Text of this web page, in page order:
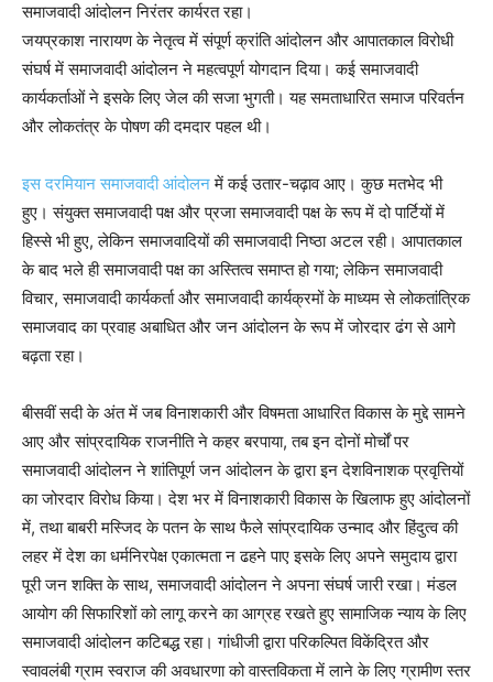
समाजवादी आंदोलन निरंतर कार्यरत रहा।
जयप्रकाश नारायण के नेतृत्व में संपूर्ण क्रांति आंदोलन और आपातकाल विरोधी
संघर्ष में समाजवादी आंदोलन ने महत्वपूर्ण योगदान दिया। कई समाजवादी
कार्यकर्ताओं ने इसके लिए जेल की सजा भुगती। यह समताधारित समाज परिवर्तन
और लोकतंत्र के पोषण की दमदार पहल थी।
इस दरमियान समाजवादी आंदोलनमें कई उतार-चढ़ाव आए। कुछ मतभेद भी
हुए। संयुक्त समाजवादी पक्ष और प्रजा समाजवादी पक्ष के रूप में दो पार्टियों में
हिस्से भी हुए, लेकिन समाजवादियों की समाजवादी निष्ठा अटल रही। आपातकाल
के बाद भले ही समाजवादी पक्ष का अस्तित्व समाप्त हो गया; लेकिन समाजवादी
विचार, समाजवादी कार्यकर्ता और समाजवादी कार्यक्रमों के माध्यम से लोकतांत्रिक
समाजवाद का प्रवाह अबाधित और जन आंदोलन के रूप में जोरदार ढंग से आगे
बढ़ता रहा।
बीसवीं सदी के अंत में जब विनाशकारी और विषमता आधारित विकास के मुद्दे सामने
आए और सांप्रदायिक राजनीति ने कहर बरपाया, तब इन दोनों मोर्चों पर
समाजवादी आंदोलन ने शांतिपूर्ण जन आंदोलन के द्वारा इन देशविनाशक प्रवृत्तियों
का जोरदार विरोध किया। देश भर में विनाशकारी विकास के खिलाफ हुए आंदोलनों
में, तथा बाबरी मस्जिद के पतन के साथ फैले सांप्रदायिक उन्माद और हिंदुत्व की
लहर में देश का धर्मनिरपेक्ष एकात्मता न ढहने पाए इसके लिए अपने समुदाय द्वारा
पूरी जन शक्ति के साथ, समाजवादी आंदोलन ने अपना संघर्ष जारी रखा। मंडल
आयोग की सिफारिशों को लागू करने का आग्रह रखते हुए सामाजिक न्याय के लिए
समाजवादी आंदोलन कटिबद्ध रहा। गांधीजी द्वारा परिकल्पित विकेंद्रित और
स्वावलंबी ग्राम स्वराज की अवधारणा को वास्तविकता में लाने के लिए ग्रामीण स्तर